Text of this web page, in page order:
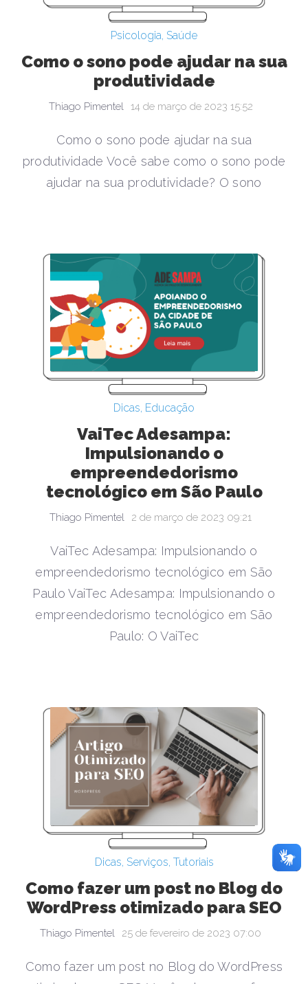
Psicologia, Saúde
Como o sono pode ajudar na sua
produtividade
Thiago Pimentel 14 de março de 2023 15:52
Como o sono pode ajudar na sua
produtividade Você sabe como o sono pode
ajudar na sua produtividade? O sono
Dicas, Educação
VaiTec Adesampa:
Impulsionando o
empreendedorismo
tecnológico em São Paulo
Thiago Pimentel 2 de março de 2023 09:21
VaiTec Adesampa: Impulsionando o
empreendedorismo tecnológico em São
Paulo VaiTec Adesampa: Impulsionando o
empreendedorismo tecnológico em São
Paulo: O VaiTec
Dicas, Serviços, Tutoriais
Como fazer um post no Blog do
WordPress otimizado para SEO
Thiago Pimentel 25 de fevereiro de 2023 07:00
Como fazer um post no Blog do WordPress